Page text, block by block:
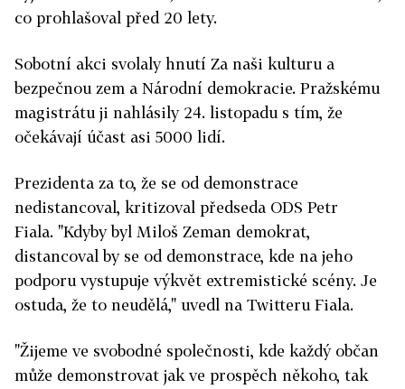
co prohlašoval před 20 lety.
Sobotní akci svolaly hnutí Za naši kulturu a
bezpečnou zem a Národní demokracie. Pražskému
magistrátu ji nahlásily 24. listopadu s tím, že
očekávají účast asi 5000 lidí.
Prezidenta za to, že se od demonstrace
nedistancoval, kritizoval předseda ODS Petr
Fiala. "Kdyby byl Miloš Zeman demokrat,
distancoval by se od demonstrace, kde na jeho
podporu vystupuje výkvět extremistické scény. Je
ostuda, že to neudělá," uvedl na Twitteru Fiala.
"Žijeme ve svobodné společnosti, kde každý občan
může demonstrovat jak ve prospěch někoho, tak